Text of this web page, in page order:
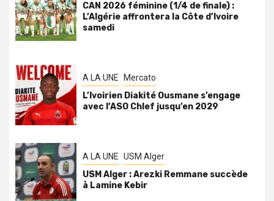
CAN 2026 féminine (1/4 de finale) :
L’Algérie affrontera la Côte d’Ivoire
samedi
A LA UNE Mercato
L’Ivoirien Diakité Ousmane s’engage
avec l’ASO Chlef jusqu’en 2029
A LA UNE USM Alger
USM Alger : Arezki Remmane succède
à Lamine Kebir